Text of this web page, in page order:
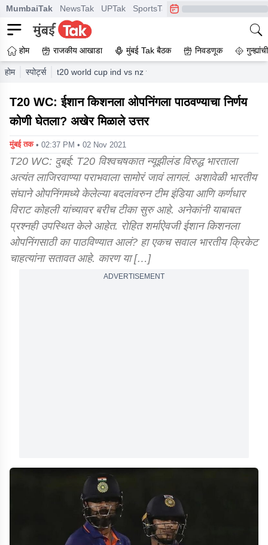
MumbaiTak NewsTak UPTak SportsTak CrimeTak
होम राजकीय आखाडा मुंबई Tak बैठक निवडणूक
होम स्पोर्ट्स t20 world cup ind vs nz team india ishan kishan
T20 WC: ईशान किशनला ओपनिंगला पाठवण्याचा निर्णय
कोणी घेतला? अखेर मिळाले उत्तर
मुंबई तक • 02:37 PM • 02 Nov 2021
T20 WC: दुबई: T20 विश्वचषकात न्यूझीलंड विरुद्ध भारताला
अत्यंत लाजिरवाण्या पराभवाला सामोरं जावं लागलं. अशावेळी भारतीय
संघाने ओपनिंगमध्ये केलेल्या बदलांवरुन टीम इंडिया आणि कर्णधार
विराट कोहली यांच्यावर बरीच टीका सुरु आहे. अनेकांनी याबाबत
प्रश्नही उपस्थित केले आहेत. रोहित शर्माऐवजी ईशान किशनला
ओपनिंगसाठी का पाठविण्यात आलं? हा एकच सवाल भारतीय क्रिकेट
चाहत्यांना सतावत आहे. कारण या […]
ADVERTISEMENT